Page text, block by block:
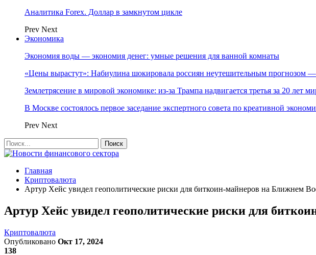
Аналитика Forex. Доллар в замкнутом цикле
Prev Next
Экономика
Экономия воды — экономия денег: умные решения для ванной комнаты
«Цены вырастут»: Набиулина шокировала россиян неутешительным прогнозом
Землетрясение в мировой экономике: из-за Трампа надвигается третья за 20 лет
В Москве состоялось первое заседание экспертного совета по креативной
Prev Next
Главная
Криптовалюта
Артур Хейс увидел геополитические риски для биткоин-майнеров на Ближнем
Артур Хейс увидел геополитические риски для
Криптовалюта
Опубликовано Окт 17, 2024
138